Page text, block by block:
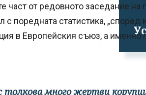
част от редовното заседание на
с поредната статистика,
в Европейския съюз, а именно
толкова много жертви